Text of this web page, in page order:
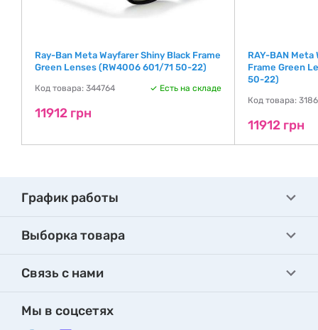
Ray-Ban Meta Wayfarer Shiny Black Frame
Green Lenses (RW4006 601/71 50-22)
Код товара: 344764 Есть на складе
11912 грн
RAY-BAN Meta
Frame Green
50-22)
Код товара:
11912 грн
График работы
Выборка товара
Связь с нами
Мы в соцсетях